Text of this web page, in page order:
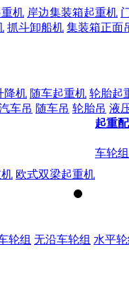
机 岸边集装箱起重机
抓斗卸船机 集装箱正面
降机 随车起重机 轮胎起
车吊 随车吊 轮胎吊 液
欧式双梁起重机
起重
车轮组
轮组 无沿车轮组 水平